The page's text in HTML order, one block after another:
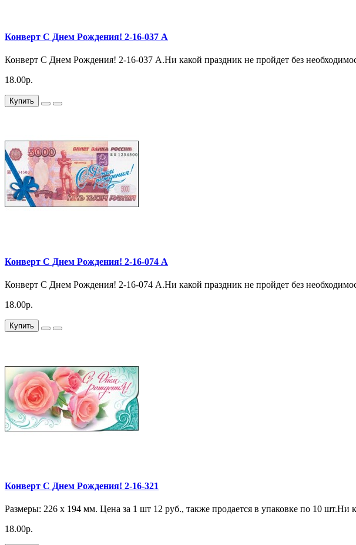
Конверт С Днем Рождения! 2-16-037 А
Конверт С Днем Рождения! 2-16-037 А.Ни какой праздник не пройдет без
18.00р.
Купить
Конверт С Днем Рождения! 2-16-074 А
Конверт С Днем Рождения! 2-16-074 А.Ни какой праздник не пройдет без
18.00р.
Купить
Конверт С Днем Рождения! 2-16-321
Размеры: 226 x 194 мм. Цена за 1 шт 12 руб., также продается в упаковке по 10 шт.Ни
18.00р.